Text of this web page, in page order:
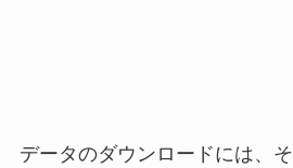
データのダウンロードには、